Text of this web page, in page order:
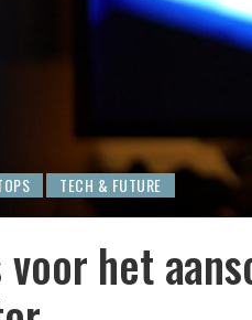
TECH & FUTURE
het